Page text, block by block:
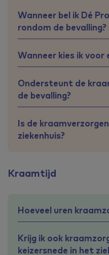
Wanneer bel ik Dé
rondom de bevalling?
Wanneer kies ik voor
Ondersteunt de
de bevalling?
Is de
ziekenhuis?
Kraamtijd
Hoeveel uren
Krijg ik ook
keizersnede in het